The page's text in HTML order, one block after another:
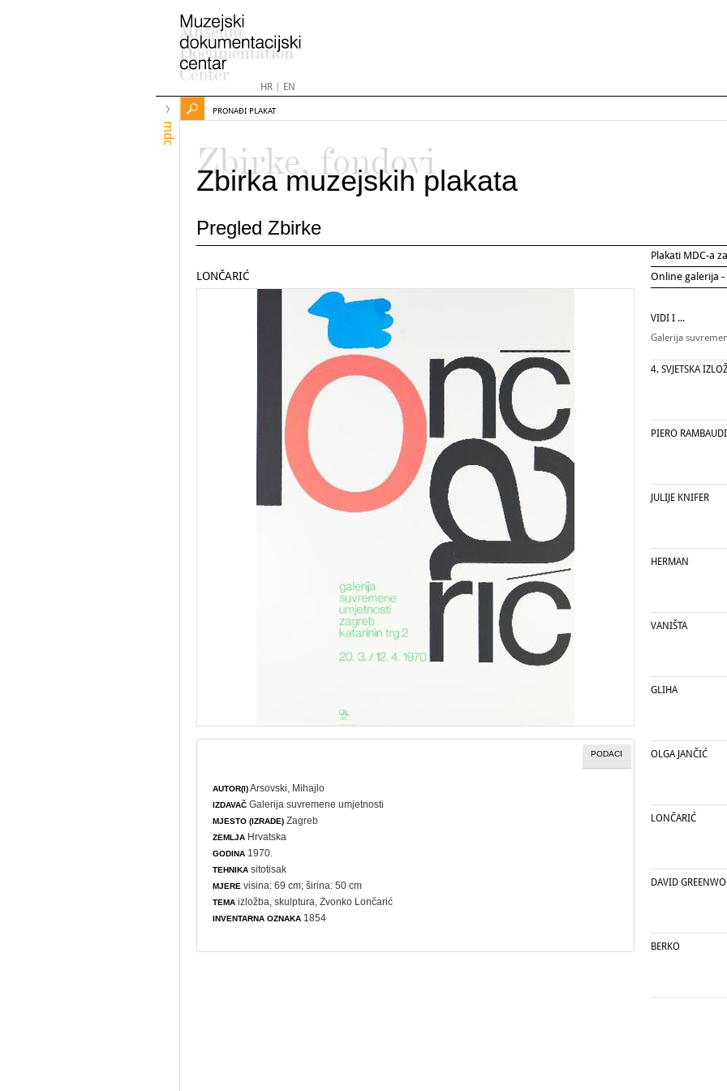
HR| EN
mdc
PRONAĐI PLAKAT
Zbirke, fondovi
Zbirka muzejskih plakata
Pregled Zbirke
Plakati MDC-a
Online galerija
LONČARIĆ
PODACI
AUTOR(I)Arsovski, Mihajlo
IZDAVAČ Galerija suvremene umjetnosti
MJESTO (IZRADE) Zagreb
ZEMLJA Hrvatska
GODINA 1970.
TEHNIKA sitotisak
MJERE visina: 69 cm; širina: 50 cm
TEMA izložba ,skulptura , Zvonko Lončarić
INVENTARNA OZNAKA 1854
VIDI I ...
Galerija
4. SVJETSKA
PIERO RAMBAUDI
JULIJE KNIFER
HERMAN
VANIŠTA
GLIHA
OLGA JANČIĆ
LONČARIĆ
DAVID
BERKO